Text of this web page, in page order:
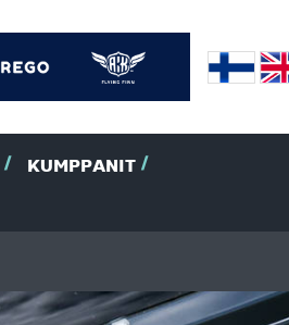
KUMPPANIT